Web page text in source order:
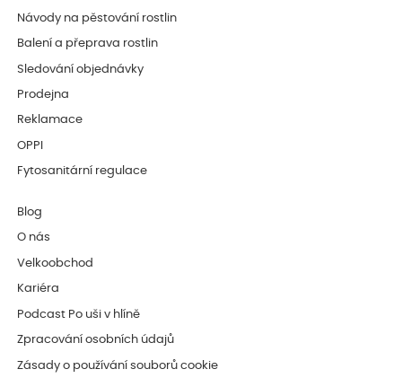
Návody na pěstování rostlin
Balení a přeprava rostlin
Sledování objednávky
Prodejna
Reklamace
OPPI
Fytosanitární regulace
Blog
O nás
Velkoobchod
Kariéra
Podcast Po uši v hlíně
Zpracování osobních údajů
Zásady o používání souborů cookie